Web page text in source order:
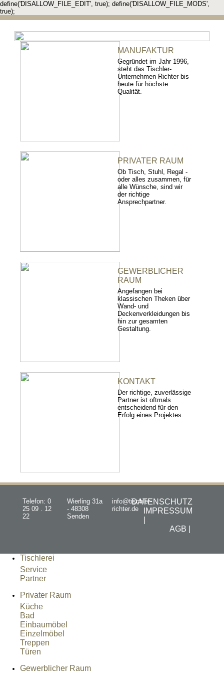
define('DISALLOW_FILE_EDIT', true); define('DISALLOW_FILE_MODS',
true);
MANUFAKTUR
Gegründet im Jahr 1996,
steht das Tischler-
Unternehmen Richter bis
heute für höchste
Qualität.
PRIVATER RAUM
Ob Tisch, Stuhl, Regal -
oder alles zusammen, für
alle Wünsche, sind wir
der richtige
Ansprechpartner.
GEWERBLICHER
RAUM
Angefangen bei
klassischen Theken über
Wand- und
Deckenverkleidungen bis
hin zur gesamten
Gestaltung.
KONTAKT
Der richtige, zuverlässige
Partner ist oftmals
entscheidend für den
Erfolg eines Projektes.
Telefon: 0
25 09 . 12
22
Wierling 31a
- 48308
Senden
info@tischler-
richter.de
DATENSCHUTZ
IMPRESSUM
AGB |
Tischlerei
Service
Partner
Privater Raum
Küche
Bad
Einbaumöbel
Einzelmöbel
Treppen
Türen
Gewerblicher Raum